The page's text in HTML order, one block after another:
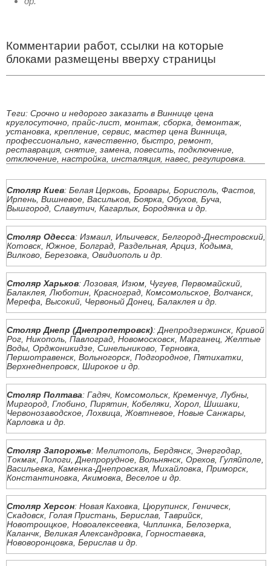
Комментарии работ, ссылки на которые
блоками размещены вверху страницы
Теги: Срочно и недорого заказать в Виннице цена
круглосуточно, прайс-лист, монтаж, сборка, демонтаж,
установка, крепление, сервис, мастер цена Винница,
профессионально, качественно, быстро, ремонт,
реставрация, снятие, замена, повесить, подключение,
отключение, настройка, инсталяция, навес, регулировка.
Столяр Киев: Белая Церковь, Бровары, Борисполь, Фастов,
Ирпень, Вишневое, Васильков, Боярка, Обухов, Буча,
Вышгород, Славутич, Кагарлых, Бородянка и др.
Столяр Одесса: Измаил, Ильичевск, Белгород-Днестровский,
Котовск, Южное, Болград, Раздельная, Арциз, Кодыма,
Вилково, Березовка, Овидиополь и др.
Столяр Харьков: Лозовая, Изюм, Чугуев, Первомайский,
Балаклея, Люботин, Красноград, Комсомольское, Волчанск,
Мерефа, Высокий, Червоный Донец, Балаклея и др.
Столяр Днепр (Днепропетровск): Днепродзержинск, Кривой
Рог, Никополь, Павлоград, Новомосковск, Марганец, Желтые
Воды, Орджоникидзе, Синельниково, Терновка,
Першотравенск, Вольногорск, Подгородное, Пятихатки,
Верхнеднепровск, Широкое и др.
Столяр Полтава: Гадяч, Комсомольск, Кременчуг, Лубны,
Миргород, Глобино, Пирятин, Кобеляки, Хорол, Шишаки,
Червонозаводское, Лохвица, Жовтневое, Новые Санжары,
Карловка и др.
Столяр Запорожье: Мелитополь, Бердянск, Энергодар,
Токмак, Пологи, Днепрорудное, Вольнянск, Орехов, Гуляйполе,
Васильевка, Каменка-Днепровская, Михайловка, Приморск,
Константиновка, Акимовка, Веселое и др.
Столяр Херсон: Новая Каховка, Цюрупинск, Геническ,
Скадовск, Голая Пристань, Берислав, Таврийск,
Новотроицкое, Новоалексеевка, Чиплинка, Белозерка,
Каланчк, Великая Александровка, Горностаевка,
Нововоронцовка, Берислав и др.